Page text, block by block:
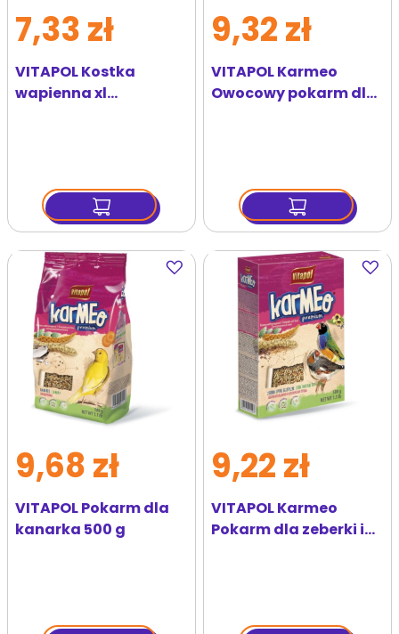
VITAPOL Kostka
wapienna xl
7,33 zł
VITAPOL Karmeo
Owocowy pokarm dla
9,32 zł
Dodaj
do
VITAPOL Pokarm dla
kanarka 500 g
9,68 zł
Dodaj
do
VITAPOL Karmeo
Pokarm dla zeberki i
9,22 zł